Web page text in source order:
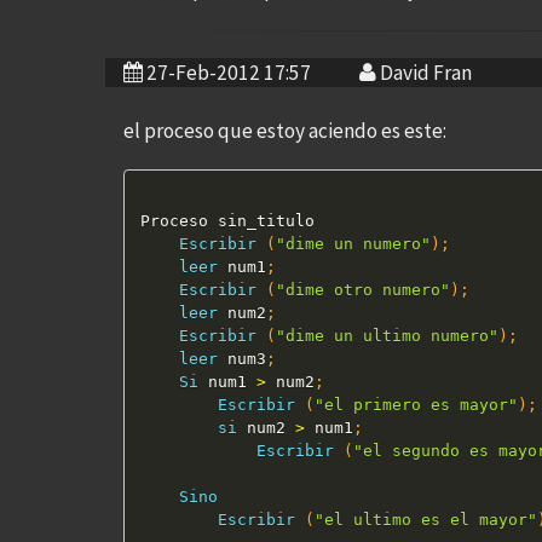
27-Feb-2012 17:57 David Fran
el proceso que estoy aciendo es este:
Proceso sin_titulo
Escribir
( "dime un numero" ) ;
leer num1 ;
Escribir
( "dime otro numero" ) ;
leer num2 ;
Escribir
( "dime un ultimo numero" ) ;
leer num3 ;
Si num1 > num2 ;
Escribir
( "el primero es mayor" ) ;
si num2 > num1 ;
Escribir
( "el segundo es
Sino
Escribir
( "el ultimo es el mayor" )